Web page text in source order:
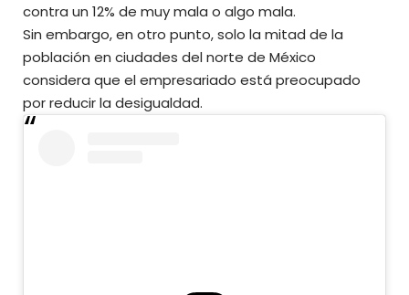
contra un 12% de muy mala o algo mala.
Sin embargo, en otro punto, solo la mitad de la
población en ciudades del norte de México
considera que el empresariado está preocupado
por reducir la desigualdad.